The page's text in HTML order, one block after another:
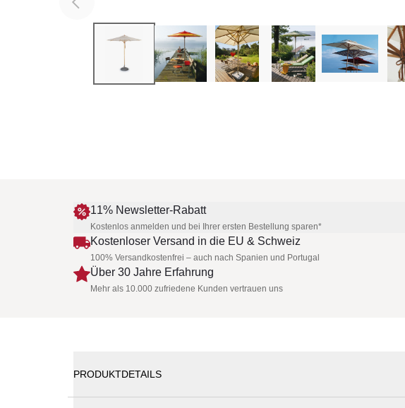
11% Newsletter-Rabatt
Kostenlos anmelden und bei Ihrer ersten Bestellung sparen*
Kostenloser Versand in die EU & Schweiz
100% Versandkostenfrei – auch nach Spanien und Portugal
Über 30 Jahre Erfahrung
Mehr als 10.000 zufriedene Kunden vertrauen uns
PRODUKTDETAILS